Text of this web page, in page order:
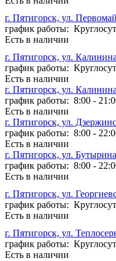
г. Пятигорск, ул.
график работы:
Есть в наличии
г. Пятигорск, ул.
график работы:
Есть в наличии
г. Пятигорск, ул.
график работы: 8:00 -
Есть в наличии
г. Пятигорск, ул.
график работы: 8:00 -
Есть в наличии
г. Пятигорск, ул.
график работы: 8:00 -
Есть в наличии
г. Пятигорск, ул.
график работы:
Есть в наличии
г. Пятигорск, ул.
график работы:
Есть в наличии